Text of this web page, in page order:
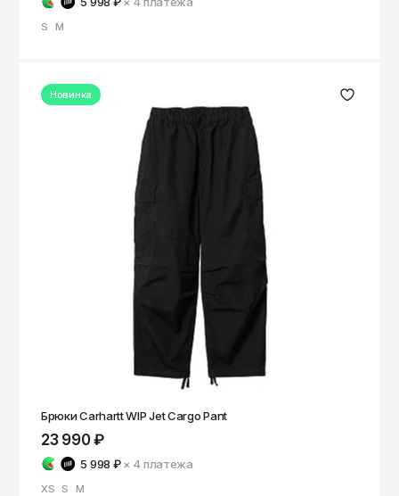
S M
Новинка
Брюки Carhartt WIP Jet Cargo Pant
23 990 ₽
5 998 ₽ × 4платежа
XS S M